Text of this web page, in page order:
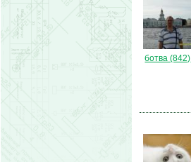
ботва (842)